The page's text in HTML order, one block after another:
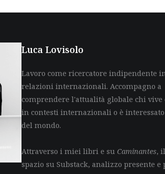
Luca Lovisolo
Lavoro come ricercatore indipendente
relazioni internazionali. Accompagno a
comprendere l'attualità globale chi vive
in contesti internazionali o è
del mondo.
Attraverso i miei libri e suCaminantes,
spazio su Substack, analizzo presente e